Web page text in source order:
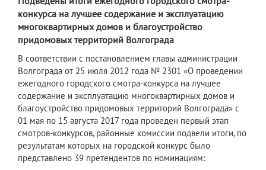
конкурса на лучшее содержание и эксплуатацию
многоквартирных домов и благоустройство
придомовых территорий Волгограда
В соответствии с постановлением главы администрации
Волгограда от 25 июля 2012 года № 2301 «О проведении
ежегодного городского смотра-конкурса на лучшее
содержание и эксплуатацию многоквартирных домов и
благоустройство придомовых территорий Волгограда» с
01 мая по 15 августа 2017 года проведен первый этап
смотров-конкурсов, районные комиссии подвели итоги, по
результатам которых на городской конкурс было
представлено 39 претендентов по номинациям: